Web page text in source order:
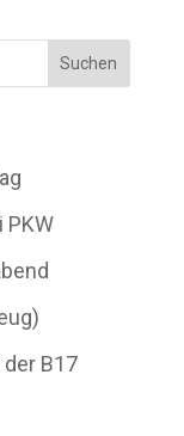
Suchen
PKW
B17